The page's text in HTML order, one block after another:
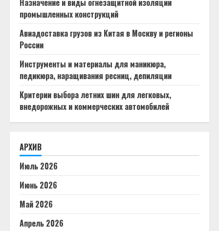
Назначение и виды огнезащитной изоляции
промышленных конструкций
Авиадоставка грузов из Китая в Москву и регионы
России
Инструменты и материалы для маникюра,
педикюра, наращивания ресниц, депиляции
Критерии выбора летних шин для легковых,
внедорожных и коммерческих автомобилей
АРХИВ
Июль 2026
Июнь 2026
Май 2026
Апрель 2026